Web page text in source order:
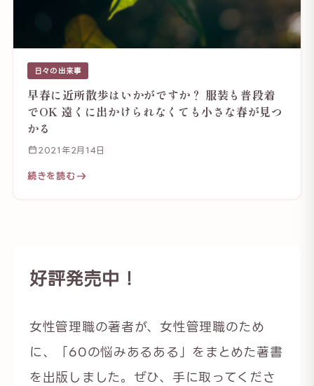
日々の出来事
早春に近所散歩はいかがですか？ 服装も普段着
でOK 遠くに出かけられなくても小さな春が見つ
かる
2021年2月14日
続きを読む
好評発売中！
女性管理職の著者が、女性管理職のため
に、「60の悩みあるある」をまとめた著書
を出版しました。ぜひ、手に取ってくださ